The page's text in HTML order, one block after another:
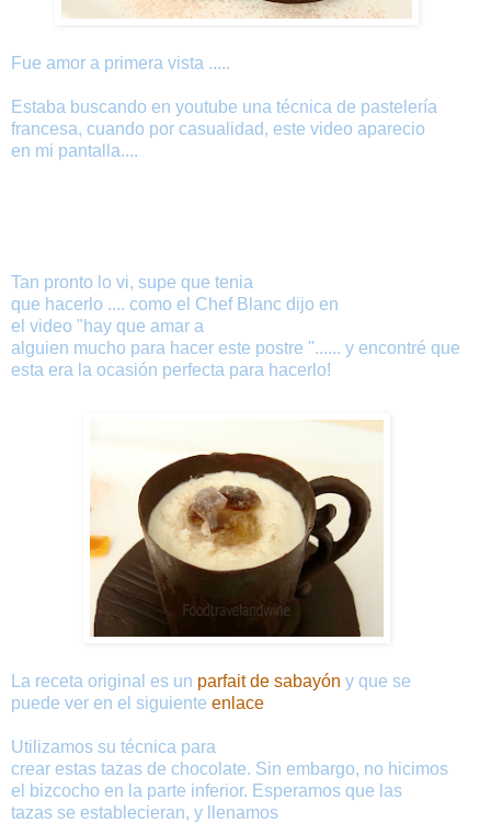
Fue amor a primera vista .....
Estaba buscando en youtube una técnica de pastelería
francesa, cuando por casualidad, este video aparecio
en mi pantalla....
Tan pronto lo vi, supe que tenia
que hacerlo .... como el Chef Blanc dijo en
el video "hay que amar a
alguien mucho para hacer este postre "...... y encontré que
esta era la ocasión perfecta para hacerlo!
La receta original es un parfait de sabayón y que se
puede ver en el siguiente enlace
Utilizamos su técnica para
crear estas tazas de chocolate. Sin embargo, no hicimos
el bizcocho en la parte inferior. Esperamos que las
tazas se establecieran, y
llenamos